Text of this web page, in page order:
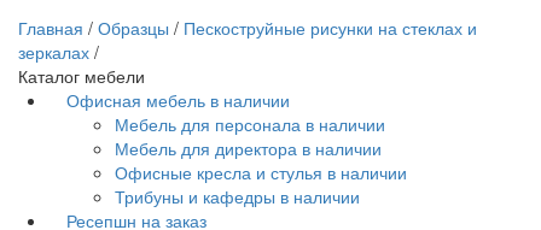
Главная / Образцы / Пескоструйные рисунки на стеклах и
зеркалах /
Каталог мебели
Офисная мебель в наличии
Мебель для персонала в наличии
Мебель для директора в наличии
Офисные кресла и стулья в наличии
Трибуны и кафедры в наличии
Ресепшн на заказ